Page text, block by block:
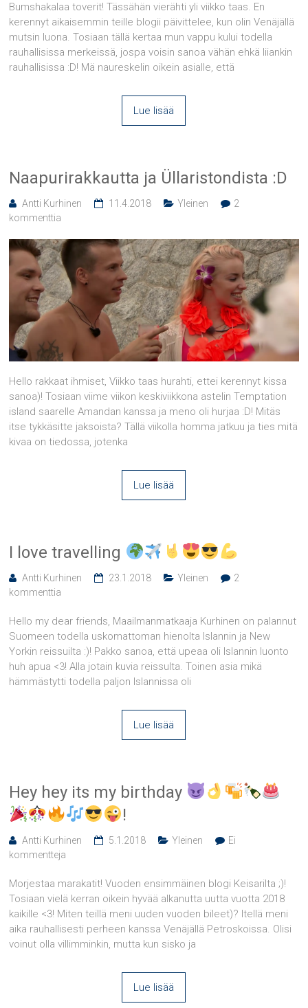
Bumshakalaa toverit! Tässähän vierähti yli viikko taas. En
kerennyt aikaisemmin teille blogii päivittelee, kun olin Venäjällä
mutsin luona. Tosiaan tällä kertaa mun vappu kului todella
rauhallisissa merkeissä, jospa voisin sanoa vähän ehkä liiankin
rauhallisissa :D! Mä naureskelin oikein asialle, että
Lue lisää
Naapurirakkautta ja Üllaristondista :D
Antti Kurhinen 11.4.2018 Yleinen
2
kommenttia
Hello rakkaat ihmiset, Viikko taas hurahti, ettei kerennyt kissa
sanoa)! Tosiaan viime viikon keskiviikkona astelin Temptation
island saarelle Amandan kanssa ja meno oli hurjaa :D! Mitäs
itse tykkäsitte jaksoista? Tällä viikolla homma jatkuu ja ties mitä
kivaa on tiedossa, jotenka
Lue lisää
I love travelling
Antti Kurhinen 23.1.2018 Yleinen
2
kommenttia
Hello my dear friends, Maailmanmatkaaja Kurhinen on palannut
Suomeen todella uskomattoman hienolta Islannin ja New
Yorkin reissuilta :)! Pakko sanoa, että upeaa oli Islannin luonto
huh apua <3! Alla jotain kuvia reissulta. Toinen asia mikä
hämmästytti todella paljon Islannissa oli
Lue lisää
Hey hey its my birthday
!
Antti Kurhinen 5.1.2018 Yleinen
Ei
kommentteja
Morjestaa marakatit! Vuoden ensimmäinen blogi Keisarilta ;)!
Tosiaan vielä kerran oikein hyvää alkanutta uutta vuotta 2018
kaikille <3! Miten teillä meni uuden vuoden bileet)? Itellä meni
aika rauhallisesti perheen kanssa Venäjällä Petroskoissa. Olisi
voinut olla villimminkin, mutta kun sisko ja
Lue lisää